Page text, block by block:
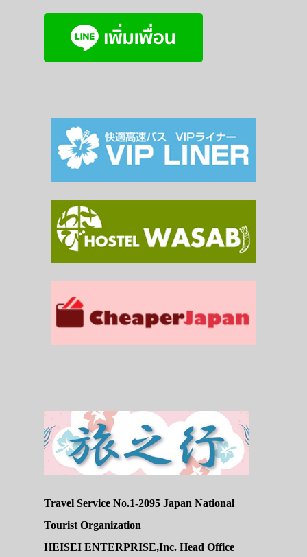
Travel Service No.1-2095 Japan National
Tourist Organization
HEISEI ENTERPRISE,Inc. Head Office